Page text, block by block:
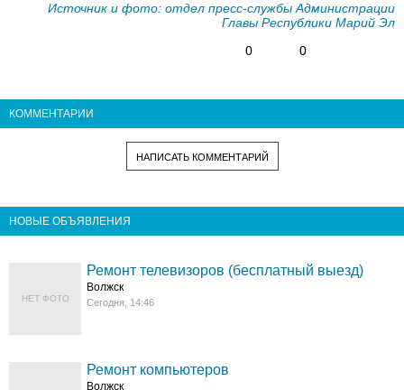
Источник и фото: отдел пресс-службы Администрации
Главы Республики Марий Эл
0
0
КОММЕНТАРИИ
НАПИСАТЬ КОММЕНТАРИЙ
НОВЫЕ ОБЪЯВЛЕНИЯ
НЕТ ФОТО
Ремонт телевизоров (бесплатный выезд)
Волжск
Сегодня, 14:46
Ремонт компьютеров
Волжск